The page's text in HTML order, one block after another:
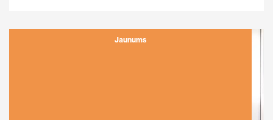
Jaunums